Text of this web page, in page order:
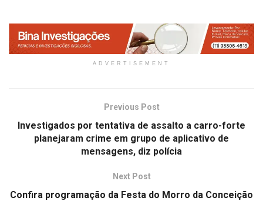
ADVERTISEMENT
Previous Post
Investigados por tentativa de assalto a carro-forte
planejaram crime em grupo de aplicativo de
mensagens, diz polícia
Next Post
Confira programação da Festa do Morro da Conceição